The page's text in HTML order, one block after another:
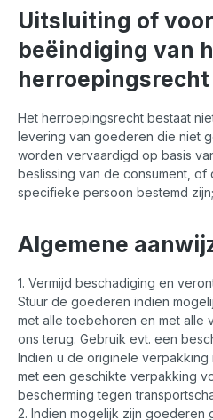
Uitsluiting of
beëindiging van
herroepingsrecht
Het herroepingsrecht bestaat
levering van goederen die niet
worden vervaardigd op basis
beslissing van de consument,
specifieke persoon bestemd zijn;
Algemene
1. Vermijd beschadiging en
Stuur de goederen indien
met alle toebehoren en met alle
ons terug. Gebruik evt. een
Indien u de originele
met een geschikte verpakking
bescherming tegen
2. Indien mogelijk zijn